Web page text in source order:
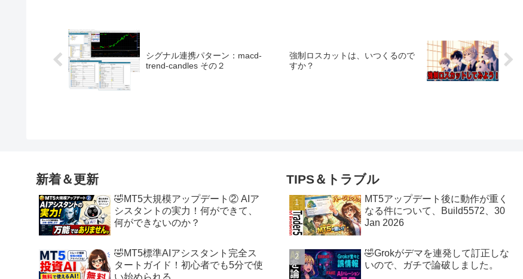
シグナル連携パターン：macd-
trend-candles その２
強制ロスカットは、いつくるので
すか？
新着＆更新
🤣MT5大規模アップデート② AIア
シスタントの実力！何ができて、
何ができないのか？
🤣MT5標準AIアシスタント完全ス
タートガイド！初心者でも5分で使
い始められる
TIPS＆トラブル
MT5アップデート後に動作が重く
なる件について、Build5572、30
Jan 2026
🤣Grokがデマを連発して訂正しな
いので、ガチで論破しました。